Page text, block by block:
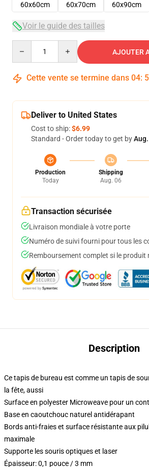
60x60cm
60x70cm 60x90cm
Voir le guide des tailles
AJOUTER
Cette vente se termine dans 04:
Deliver to United States
Cost to ship:$6.99
Standard - Order today to get by
Production
Today
Shipping
Aug. 06
Transaction sécurisée
Livraison mondiale à votre porte
Numéro de suivi fourni pour tous les
Remboursement complet si le produit
Description
Ce tapis de bureau est comme un tapis de
la fête, aussi
Surface en polyester Microweave pour un
Base en caoutchouc naturel antidérapant
Bords anti-fraies et surface résistante aux
maximale
Supporte les souris optiques et laser
Épaisseur: 0,1 pouce / 3 mm